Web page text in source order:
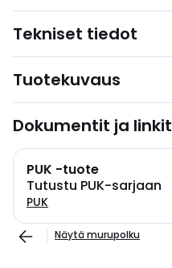
Tekniset tiedot
Tuotekuvaus
Dokumentit ja linkit
PUK -tuote
Tutustu PUK-sarjaan
PUK
Näytä murupolku